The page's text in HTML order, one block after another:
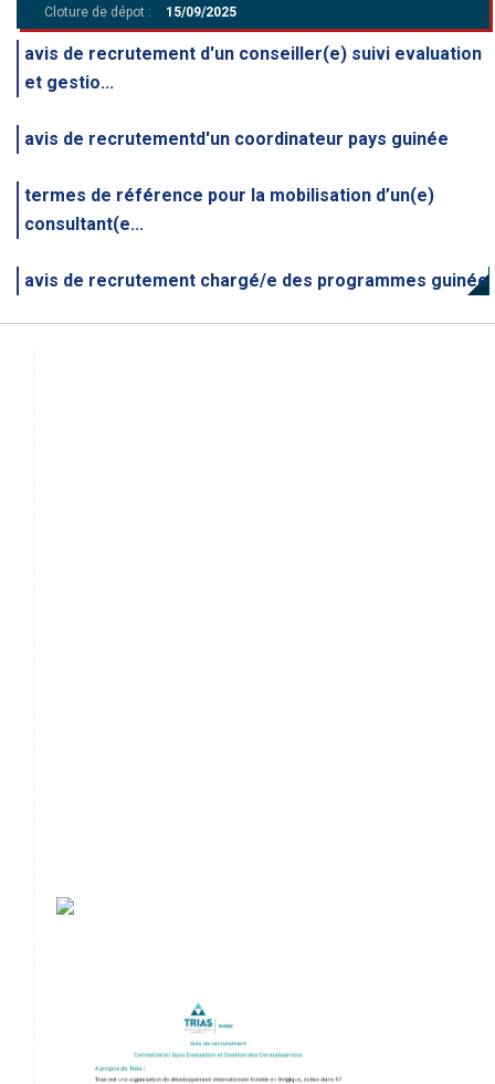
Cloture de dépot :
15/09/2025
avis de recrutement d'un conseiller(e) suivi evaluation
et gestio...
avis de recrutementd'un coordinateur pays guinée
termes de référence pour la mobilisation d’un(e)
consultant(e...
avis de recrutement chargé/e des programmes guinée